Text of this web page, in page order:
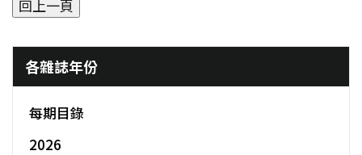
各雜誌年份
每期目錄
2026